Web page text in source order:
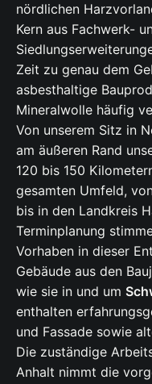
nördlichen
Kern aus Fachwerk-
Zeit zu genau dem
asbesthaltige
Mineralwolle häufig
Von unserem Sitz in
am äußeren Rand
120 bis 150
gesamten Umfeld,
bis in den Landkreis
Terminplanung
Vorhaben in dieser
Gebäude aus den
wie sie in und um
enthalten
und Fassade sowie
Die zuständige
Anhalt nimmt die